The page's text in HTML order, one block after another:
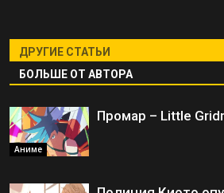
ДРУГИЕ СТАТЬИ
БОЛЬШЕ ОТ АВТОРА
Аниме
Промар – Little